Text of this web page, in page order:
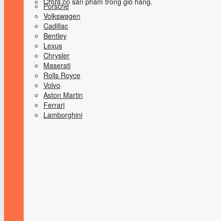
Porsche
Volkswagen
Cadillac
Bentley
Lexus
Chrysler
Maserati
Rolls Royce
Volvo
Aston Martin
Ferrari
Lamborghini